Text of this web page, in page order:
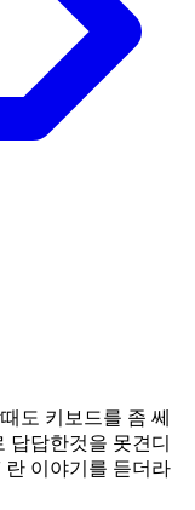
도 키보드를 좀 쎄
답답한것을 못견디
란 이야기를 듣더라